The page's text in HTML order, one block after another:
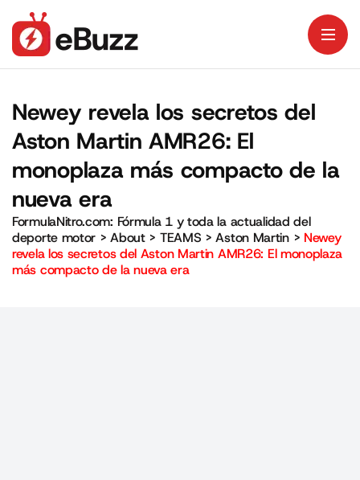
Newey revela los secretos del
Aston Martin AMR26: El
monoplaza más compacto de la
nueva era
FormulaNitro.com: Fórmula 1 y toda la actualidad del
deporte motor >About> TEAMS >Aston Martin> Newey
revela los secretos del Aston Martin AMR26: El monoplaza
más compacto de la nueva era